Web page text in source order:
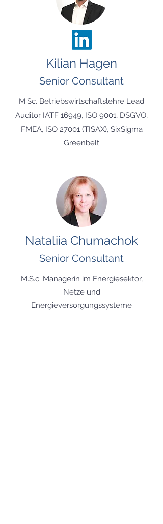
Kilian Hagen
Senior Consultant
M.Sc. Betriebswirtschaftslehre Lead
Auditor IATF 16949, ISO 9001, DSGVO,
FMEA, ISO 27001 (TISAX), SixSigma
Greenbelt
Nataliia Chumachok
Senior Consultant
M.S.c. Managerin im Energiesektor,
Netze und
Energieversorgungssysteme